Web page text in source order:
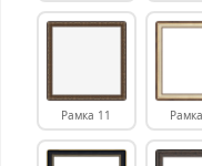
Рамка 11